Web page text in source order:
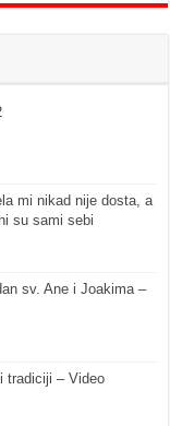
mi nikad nije dosta, a
su sami sebi
sv. Ane i Joakima –
tradiciji – Video